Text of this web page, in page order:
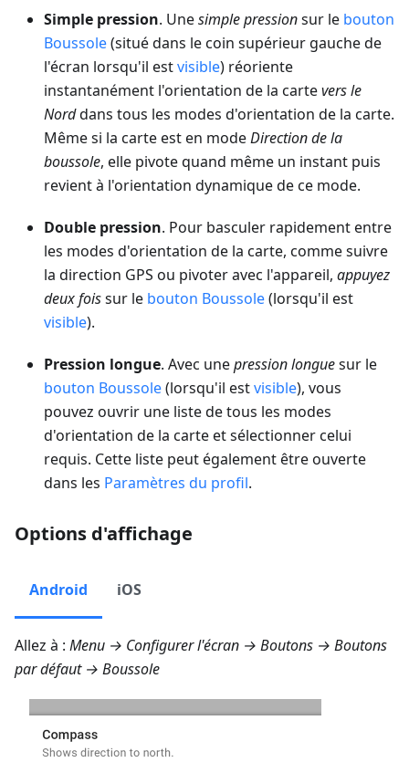
Simple pression. Unesimple pressionsur le bouton
Boussole(situé dans le coin supérieur gauche de
l'écran lorsqu'il estvisible) réoriente
instantanément l'orientation de la cartevers le
Norddans tous les modes d'orientation de la carte.
Même si la carte est en modeDirection de la
boussole, elle pivote quand même un instant puis
revient à l'orientation dynamique de ce mode.
Double pression. Pour basculer rapidement entre
les modes d'orientation de la carte, comme suivre
la direction GPS ou pivoter avec l'appareil, appuyez
deux foissur le bouton Boussole(lorsqu'il est
visible).
Pression longue. Avec unepression longuesur le
bouton Boussole(lorsqu'il estvisible), vous
pouvez ouvrir une liste de tous les modes
d'orientation de la carte et sélectionner celui
requis. Cette liste peut également être ouverte
dans les Paramètres du profil.
Options d'affichage
Android iOS
Allez à : Menu → Configurer l'écran → Boutons → Boutons
par défaut → Boussole